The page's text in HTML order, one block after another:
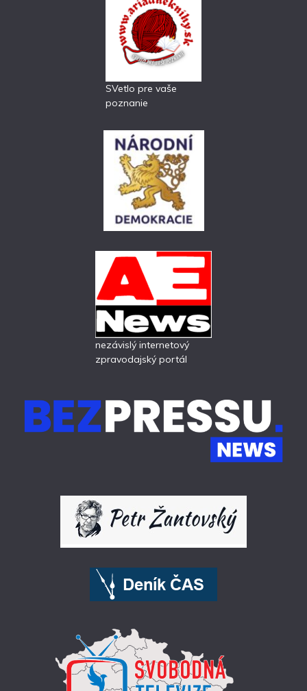
SVetlo pre vaše
poznanie
nezávislý internetový
zpravodajský portál